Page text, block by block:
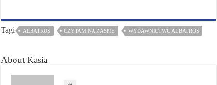
Tagi ALBATROS CZYTAM NA ZASPIE WYDAWNICTWO ALBATROS
About Kasia